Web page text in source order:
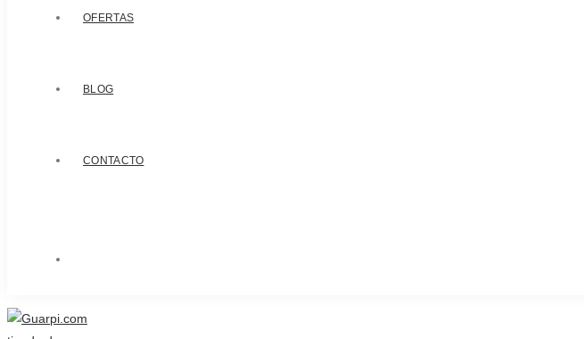
OFERTAS
BLOG
CONTACTO